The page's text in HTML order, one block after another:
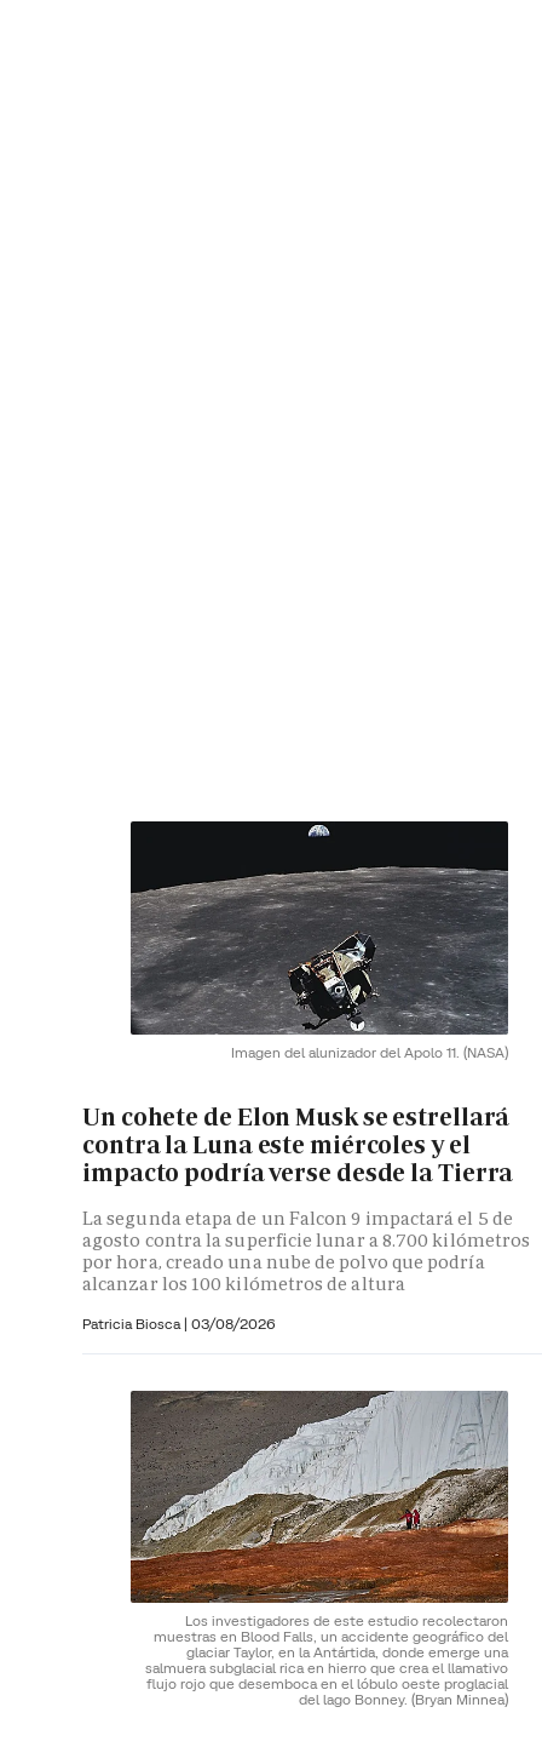
Imagen del alunizador del Apolo 11. (NASA)
Un cohete de Elon Musk se estrellará
contra la Luna este miércoles y el
impacto podría verse desde la Tierra
La segunda etapa de un Falcon 9 impactará el 5 de
agosto contra la superficie lunar a 8.700 kilómetros
por hora, creado una nube de polvo que podría
alcanzar los 100 kilómetros de altura
Patricia Biosca | 03/08/2026
Los investigadores de este estudio recolectaron
muestras en Blood Falls, un accidente geográfico del
glaciar Taylor, en la Antártida, donde emerge una
salmuera subglacial rica en hierro que crea el llamativo
flujo rojo que desemboca en el lóbulo oeste proglacial
del lago Bonney. (Bryan Minnea)